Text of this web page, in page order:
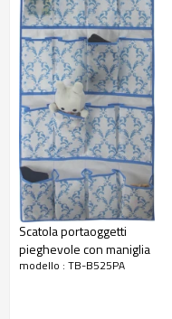
Scatola portaoggetti
pieghevole con maniglia
modello : TB-B525PA